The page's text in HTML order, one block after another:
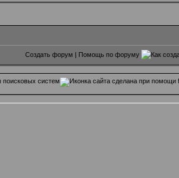
Создать форум | Помощь по форуму